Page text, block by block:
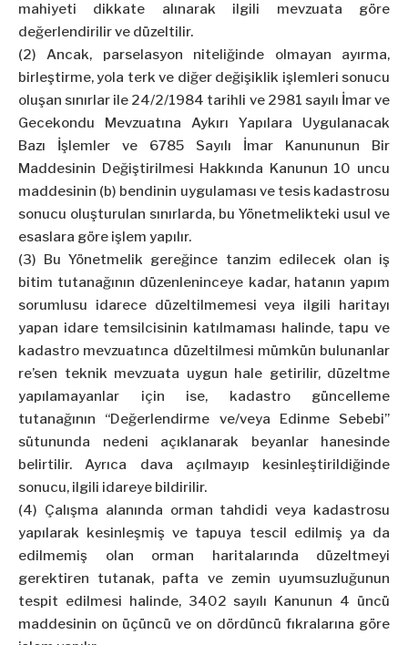
mahiyeti dikkate alınarak ilgili mevzuata göre
değerlendirilir ve düzeltilir.
(2) Ancak, parselasyon niteliğinde olmayan ayırma,
birleştirme, yola terk ve diğer değişiklik işlemleri sonucu
oluşan sınırlar ile 24/2/1984 tarihli ve 2981 sayılı İmar ve
Gecekondu Mevzuatına Aykırı Yapılara Uygulanacak
Bazı İşlemler ve 6785 Sayılı İmar Kanununun Bir
Maddesinin Değiştirilmesi Hakkında Kanunun 10 uncu
maddesinin (b) bendinin uygulaması ve tesis kadastrosu
sonucu oluşturulan sınırlarda, bu Yönetmelikteki usul ve
esaslara göre işlem yapılır.
(3) Bu Yönetmelik gereğince tanzim edilecek olan iş
bitim tutanağının düzenleninceye kadar, hatanın yapım
sorumlusu idarece düzeltilmemesi veya ilgili haritayı
yapan idare temsilcisinin katılmaması halinde, tapu ve
kadastro mevzuatınca düzeltilmesi mümkün bulunanlar
re’sen teknik mevzuata uygun hale getirilir, düzeltme
yapılamayanlar için ise, kadastro güncelleme
tutanağının “Değerlendirme ve/veya Edinme Sebebi”
sütununda nedeni açıklanarak beyanlar hanesinde
belirtilir. Ayrıca dava açılmayıp kesinleştirildiğinde
sonucu, ilgili idareye bildirilir.
(4) Çalışma alanında orman tahdidi veya kadastrosu
yapılarak kesinleşmiş ve tapuya tescil edilmiş ya da
edilmemiş olan orman haritalarında düzeltmeyi
gerektiren tutanak, pafta ve zemin uyumsuzluğunun
tespit edilmesi halinde, 3402 sayılı Kanunun 4 üncü
maddesinin on üçüncü ve on dördüncü fıkralarına göre